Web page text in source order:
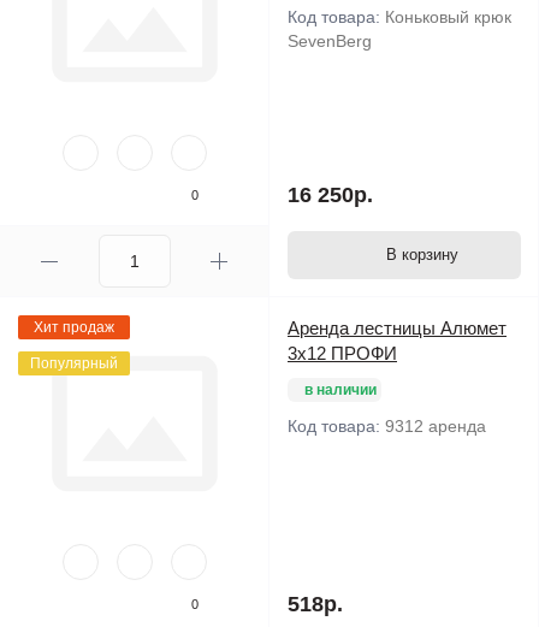
0
Код товара: Коньковый крюк
SevenBerg
16 250р.
В корзину
Хит продаж
Популярный
0
Аренда лестницы Алюмет
3х12 ПРОФИ
в наличии
Код товара: 9312 аренда
518р.